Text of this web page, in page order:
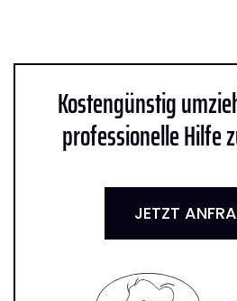
Kostengünstig
professionelle Hilfe
JETZT